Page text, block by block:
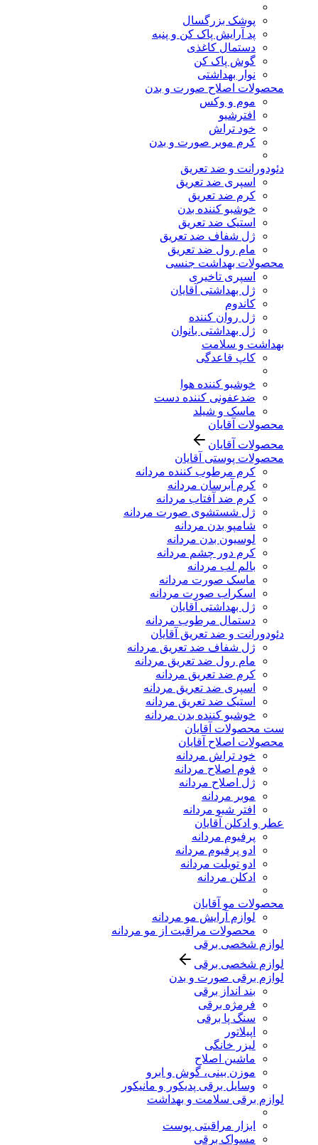
پوشک بزرگسال
پد آرایش پاک کن و پنبه
دستمال کاغذی
گوش پاک کن
نوار بهداشتی
محصولات اصلاح صورت و بدن
موم و وکس
افترشیو
خود تراش
کرم موبر صورت و بدن
دئودورانت و ضد تعریق
اسپری ضد تعریق
کرم ضد تعریق
خوشبو کننده بدن
استیک ضد تعریق
ژل شفاف ضد تعریق
مام رول ضد تعریق
محصولات بهداشت جنسی
اسپری تاخیری
ژل بهداشتی آقایان
کاندوم
ژل روان کننده
ژل بهداشتی بانوان
بهداشت و سلامت
کاپ قاعدگی
خوشبو کننده هوا
ضدعفونی کننده دست
ماسک و شیلد
محصولات آقایان
محصولات آقایان
محصولات پوستی آقایان
کرم مرطوب کننده مردانه
کرم آبرسان مردانه
کرم ضد آفتاب مردانه
ژل شستشوی صورت مردانه
شامپو بدن مردانه
لوسیون بدن مردانه
کرم دور چشم مردانه
بالم لب مردانه
ماسک صورت مردانه
اسکراب صورت مردانه
ژل بهداشتی آقایان
دستمال مرطوب مردانه
دئودورانت و ضد تعریق آقایان
ژل شفاف ضد تعریق مردانه
مام رول ضد تعریق مردانه
کرم ضد تعریق مردانه
اسپری ضد تعریق مردانه
استیک ضد تعریق مردانه
خوشبو کننده بدن مردانه
ست محصولات آقایان
محصولات اصلاح آقایان
خود تراش مردانه
فوم اصلاح مردانه
ژل اصلاح مردانه
موبر مردانه
افتر شیو مردانه
عطر و ادکلن آقایان
پرفیوم مردانه
ادو پرفیوم مردانه
ادو تویلت مردانه
ادکلن مردانه
محصولات مو آقایان
لوازم آرایش مو مردانه
محصولات مراقبت از مو مردانه
لوازم شخصی برقی
لوازم شخصی برقی
لوازم برقی صورت و بدن
بند انداز برقی
فرمژه برقی
سنگ پا برقی
اپیلاتور
لیزر خانگی
ماشین اصلاح
موزن بینی، گوش و ابرو
وسایل برقی پدیکور و مانیکور
لوازم برقی سلامت و بهداشت
ابزار مراقبتی پوست
مسواک برقی